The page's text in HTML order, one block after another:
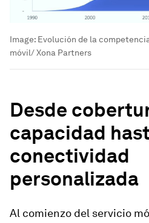
Image: Evolución de la
móvil/ Xona Partners
Desde
capacidad
conectividad
personalizada
Al comienzo del servicio